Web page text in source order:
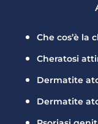
Che cos’è la
Cheratosi
Dermatite
Dermatite